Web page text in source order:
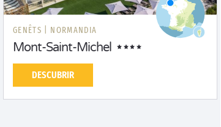
GENÊTS | NORMANDIA
Mont-Saint-Michel
DESCUBRIR